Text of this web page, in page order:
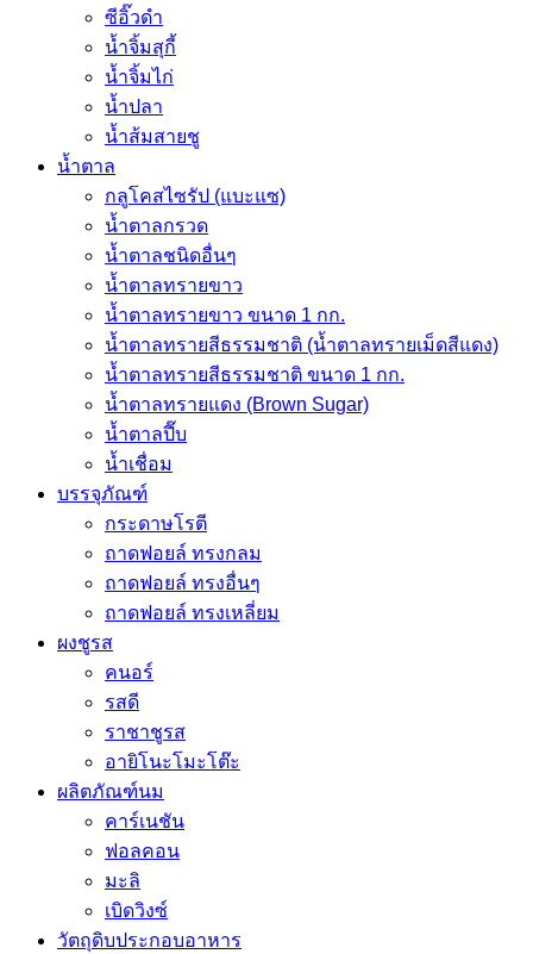
ซีอิ๊วดำ
น้ำจิ้มสุกี้
น้ำจิ้มไก่
น้ำปลา
น้ำส้มสายชู
น้ำตาล
กลูโคสไซรัป (แบะแซ)
น้ำตาลกรวด
น้ำตาลชนิดอื่นๆ
น้ำตาลทรายขาว
น้ำตาลทรายขาว ขนาด 1 กก.
น้ำตาลทรายสีธรรมชาติ (น้ำตาลทรายเม็ดสีแดง)
น้ำตาลทรายสีธรรมชาติ ขนาด 1 กก.
น้ำตาลทรายแดง (Brown Sugar)
น้ำตาลปี๊บ
น้ำเชื่อม
บรรจุภัณฑ์
กระดาษโรตี
ถาดฟอยล์ ทรงกลม
ถาดฟอยล์ ทรงอื่นๆ
ถาดฟอยล์ ทรงเหลี่ยม
ผงชูรส
คนอร์
รสดี
ราชาชูรส
อายิโนะโมะโต๊ะ
ผลิตภัณฑ์นม
คาร์เนชัน
ฟอลคอน
มะลิ
เบิดวิงซ์
วัตถุดิบประกอบอาหาร